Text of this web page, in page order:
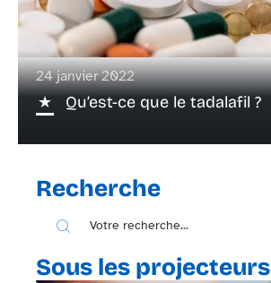
24 janvier 2022
Qu’est-ce que le tadalafil ?
Recherche
Sous les projecteurs